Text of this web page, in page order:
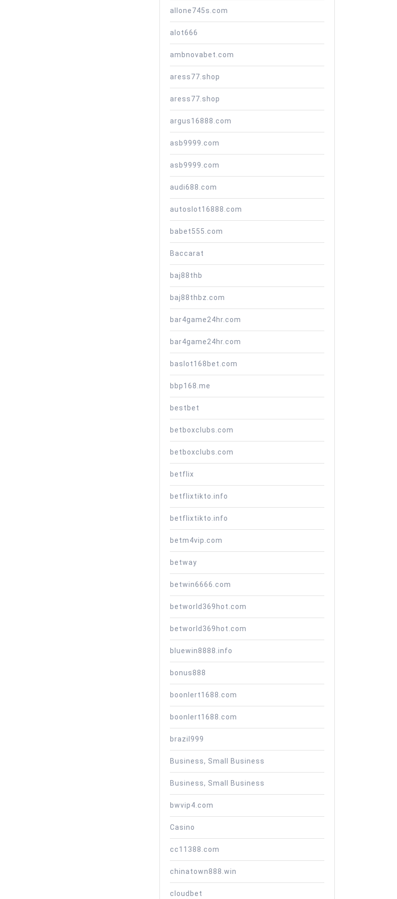
allone745s.com
alot666
ambnovabet.com
aress77.shop
aress77.shop
argus16888.com
asb9999.com
asb9999.com
audi688.com
autoslot16888.com
babet555.com
Baccarat
baj88thb
baj88thbz.com
bar4game24hr.com
bar4game24hr.com
baslot168bet.com
bbp168.me
bestbet
betboxclubs.com
betboxclubs.com
betflix
betflixtikto.info
betflixtikto.info
betm4vip.com
betway
betwin6666.com
betworld369hot.com
betworld369hot.com
bluewin8888.info
bonus888
boonlert1688.com
boonlert1688.com
brazil999
Business, Small Business
Business, Small Business
bwvip4.com
Casino
cc11388.com
chinatown888.win
cloudbet